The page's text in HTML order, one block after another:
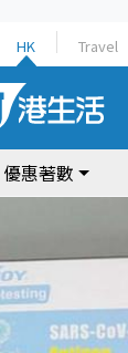
HK Travel
優惠著數